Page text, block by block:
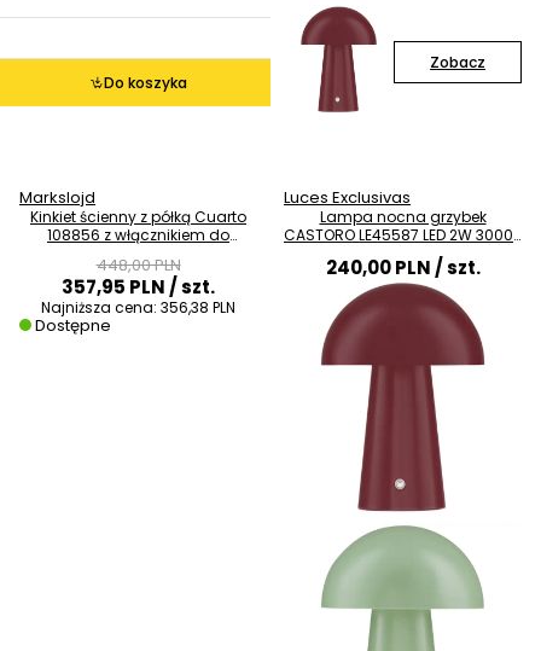
Do koszyka
Markslojd
Kinkiet ścienny z półką Cuarto
108856 z włącznikiem do
448,00 PLN
357,95 PLN/ szt.
Najniższa cena: 356,38 PLN
Dostępne
Zobacz
Luces Exclusivas
Lampa nocna grzybek
CASTORO LE45587 LED 2W 3000K
do sypialni czerwony
240,00 PLN/ szt.